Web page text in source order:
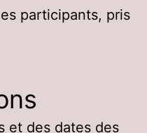
participants, pris
et des dates des